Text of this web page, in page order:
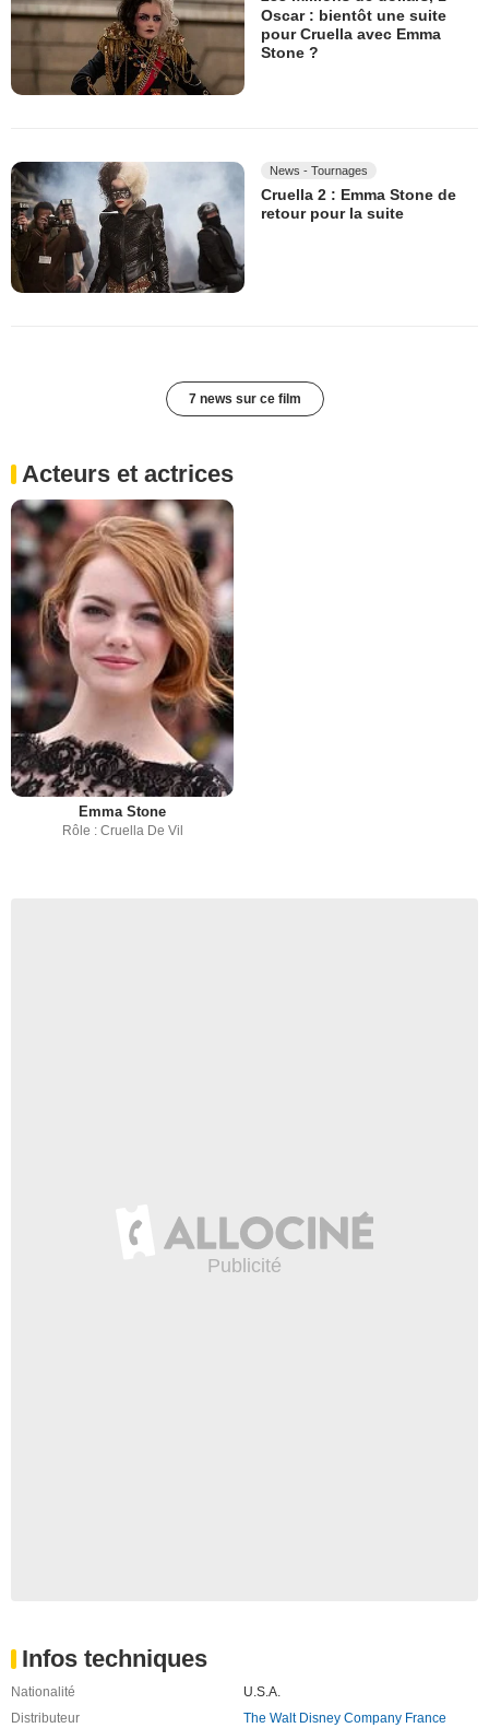
Oscar : bientôt une suite
pour Cruella avec Emma
Stone ?
News - Tournages
Cruella 2 : Emma Stone de
retour pour la suite
7 news sur ce film
Acteurs et actrices
Emma Stone
Rôle : Cruella De Vil
Infos techniques
Nationalité
U.S.A.
Distributeur
The Walt Disney Company France